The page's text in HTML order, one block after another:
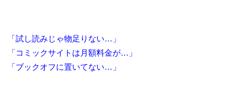
「試し読みじゃ物足りない…」
「コミックサイトは月額料金が…」
「ブックオフに置いてない…」